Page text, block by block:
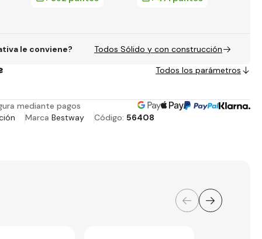
accesorios
le conviene? Todos Sólido y con construcción
Todos los parámetros
mediante pagos
Marca Bestway Código: 56408